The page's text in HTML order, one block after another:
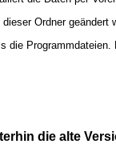
Ordner geändert
die
die alte